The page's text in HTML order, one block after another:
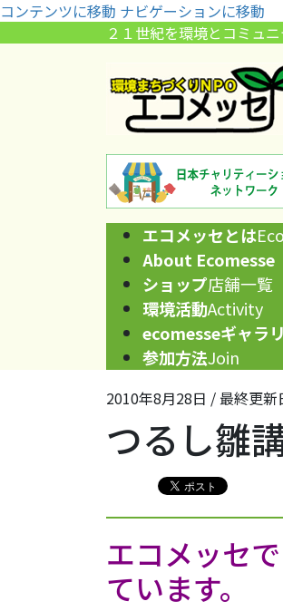
コンテンツに移動 ナビゲーションに移動
２１世紀を環境とコミュ
エコメッセとは
About Ecomesse
ショップ店舗一覧
環境活動Activity
ecomesseギャラ
参加方法Join
2010年8月28日 / 最終更新
つるし雛
エコメッセ
ています。